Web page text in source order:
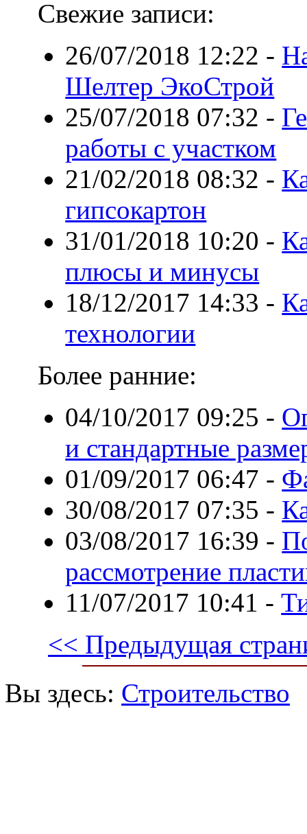
Свежие записи:
26/07/2018 12:22 -
Шелтер ЭкоСтрой
25/07/2018 07:32 -
работы с участком
21/02/2018 08:32 -
гипсокартон
31/01/2018 10:20 -
плюсы и минусы
18/12/2017 14:33 -
технологии
Более ранние:
04/10/2017 09:25 -
и стандартные
01/09/2017 06:47 -
30/08/2017 07:35 -
03/08/2017 16:39 -
рассмотрение
11/07/2017 10:41 -
<< Предыдущая
Вы здесь: Строительство